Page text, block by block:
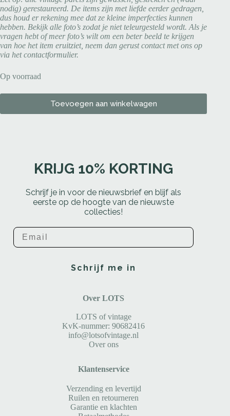
nodig) gerestaureerd. De items zijn met liefde eerder gedragen,
dus houd er rekening mee dat ze kleine imperfecties kunnen
hebben. Bekijk alle foto’s zodat je niet teleurgesteld wordt. Als je
vragen hebt of meer foto’s wilt om een beter beeld te krijgen
van hoe het item eruitziet, neem dan gerust contact met ons op
via het contactformulier.
Op voorraad
Toevoegen aan winkelwagen
KRIJG 10% KORTING
Schrijf je in voor de nieuwsbrief en blijf als
eerste op de hoogte van de nieuwste
collecties!
Email
Schrijf me in
Over LOTS
LOTS of vintage
KvK-nummer: 90682416
info@lotsofvintage.nl
Over ons
Klantenservice
Verzending en levertijd
Ruilen en retourneren
Garantie en klachten